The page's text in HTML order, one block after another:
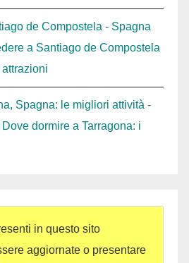
de Compostela - Spagna
a Santiago de Compostela
Spagna: le migliori attività -
Dove dormire a Tarragona: i
in questo sito
aggiornate o presentare